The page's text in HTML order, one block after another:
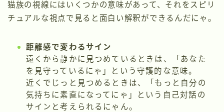
猫族の視線にはいくつかの意味があって、それをスピリ
チュアルな視点で見ると面白い解釈ができるんだにゃ。
距離感で変わるサイン
遠くから静かに見つめているときは、「あなた
を見守っているにゃ」という守護的な意味。
近くでじっと見つめるときは、「もっと自分の
気持ちに素直になってにゃ」という自己対話の
サインと考えられるにゃん。